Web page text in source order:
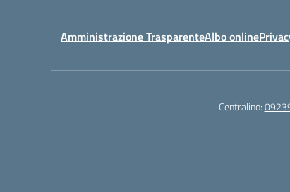
Amministrazione TrasparenteAlbo online
Centralino: